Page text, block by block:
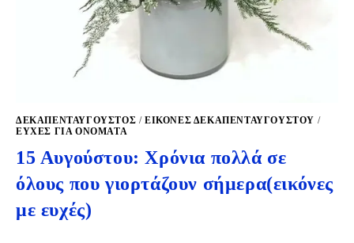
ΔΕΚΑΠΕΝΤΑΎΓΟΥΣΤΟΣ /ΕΙΚΌΝΕΣ ΔΕΚΑΠΕΝΤΑΎΓΟΥΣΤΟΥ /
ΕΥΧΈΣ ΓΙΑ ΟΝΌΜΑΤΑ
15 Αυγούστου: Χρόνια πολλά σε
όλους που γιορτάζουν σήμερα(εικόνες
με ευχές)